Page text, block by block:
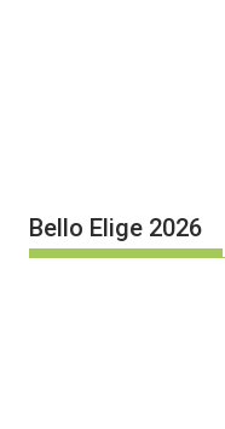
Bello Elige 2026